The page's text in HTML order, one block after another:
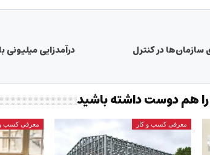
در کنترل درآمدزایی میلیونی
هم دوست داشته باشید
معرفی کسب و کار معرفی کسب و